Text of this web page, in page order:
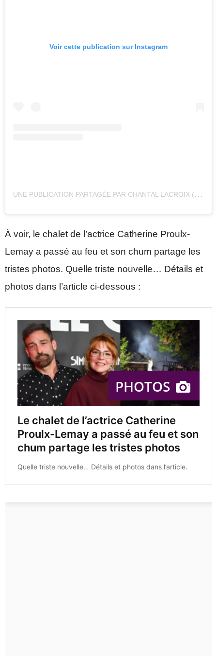
Voir cette publication sur Instagram
U
NE PUBLICATION PARTAGÉE PAR CHANTAL LACROIX (@CHANTALLACROIX65)
À voir, le chalet de l’actrice Catherine Proulx-
Lemay a passé au feu et son chum partage les
tristes photos. Quelle triste nouvelle… Détails et
photos dans l’article ci-dessous :